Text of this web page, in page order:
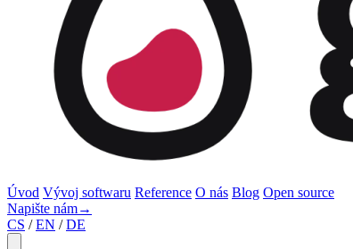
Úvod Vývoj softwaru Reference O nás Blog Open source
Napište nám→
CS / EN / DE